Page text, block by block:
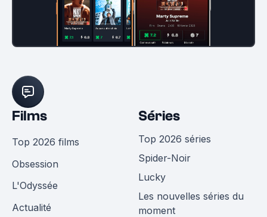
Films
Top 2026 films
Obsession
L'Odyssée
Actualité
Séries
Top 2026 séries
Spider-Noir
Lucky
Les nouvelles séries du
moment